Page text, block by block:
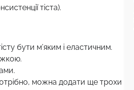
тіста).
бути м’яким і еластичним.
можна додати ще трохи